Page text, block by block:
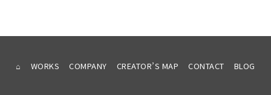
⌂ WORKS COMPANY CREATOR’S MAP CONTACT BLOG